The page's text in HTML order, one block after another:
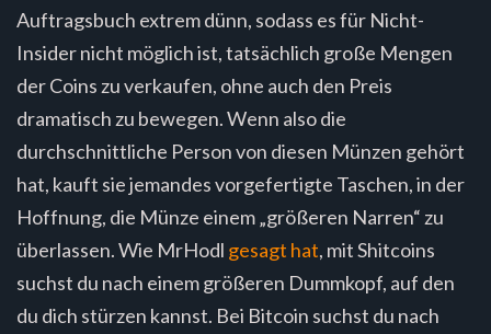
Auftragsbuch extrem dünn, sodass es für Nicht-
Insider nicht möglich ist, tatsächlich große Mengen
der Coins zu verkaufen, ohne auch den Preis
dramatisch zu bewegen. Wenn also die
durchschnittliche Person von diesen Münzen gehört
hat, kauft sie jemandes vorgefertigte Taschen, in der
Hoffnung, die Münze einem „größeren Narren“ zu
überlassen. Wie MrHodl gesagt hat, mit Shitcoins
suchst du nach einem größeren Dummkopf, auf den
du dich stürzen kannst. Bei Bitcoin suchst du nach